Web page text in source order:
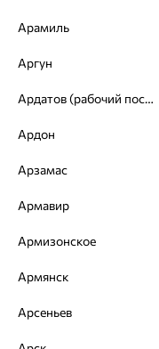
Похожие изделия
Подвеска,
Арамиль
Аргун
Ардатов (рабочий поселок)
Ардон
Арзамас
Армавир
Армизонское
Армянск
Арсеньев